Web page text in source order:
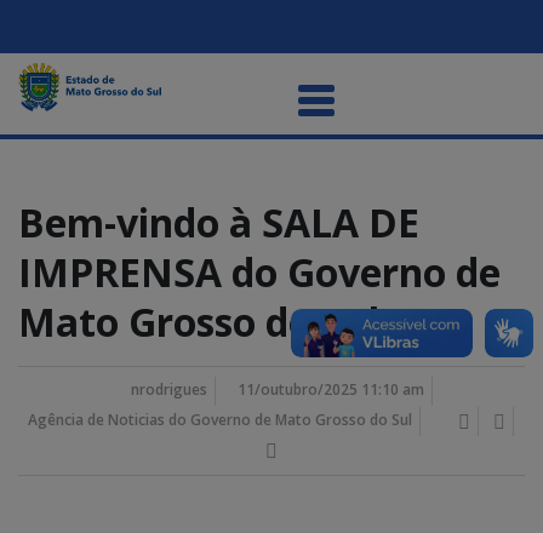
Bem-vindo à SALA DE
IMPRENSA do Governo de
Mato Grosso do Sul
nrodrigues
11/outubro/2025 11:10 am
Agência de Noticias do Governo de Mato Grosso do Sul